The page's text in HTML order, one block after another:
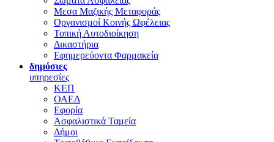
Μεσα Μαζικής Μεταφοράς
Οργανισμοί Κοινής Ωφέλειας
Τοπική Αυτοδιοίκηση
Δικαστήρια
Εφημερεύοντα Φαρμακεία
δημόσιες
υπηρεσίες
ΚΕΠ
ΟΑΕΔ
Εφορία
Ασφαλιστικά Ταμεία
Δήμοι